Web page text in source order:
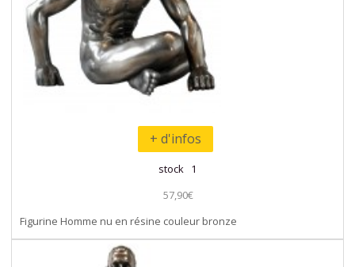
+ d'infos
stock 1
57,90€
Figurine Homme nu en résine couleur bronze